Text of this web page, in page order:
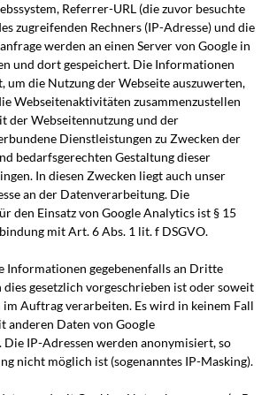
Referrer-URL (die zuvor besuchte
zugreifenden Rechners (IP-Adresse) und die
werden an einen Server von Google in
und dort gespeichert. Die Informationen
um die Nutzung der Webseite auszuwerten,
Webseitenaktivitäten zusammenzustellen
der Webseitennutzung und der
Dienstleistungen zu Zwecken der
bedarfsgerechten Gestaltung dieser
In diesen Zwecken liegt auch unser
an der Datenverarbeitung. Die
den Einsatz von Google Analytics ist § 15
mit Art. 6 Abs. 1 lit. f DSGVO.
Informationen gegebenenfalls an Dritte
gesetzlich vorgeschrieben ist oder soweit
Auftrag verarbeiten. Es wird in keinem Fall
anderen Daten von Google
Die IP-Adressen werden anonymisiert, so
nicht möglich ist (sogenanntes IP-Masking).